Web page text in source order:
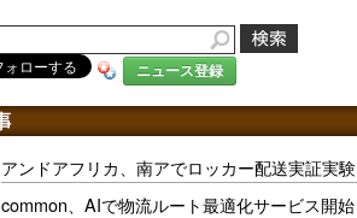
ニュース登録
アンドアフリカ、南アでロッカー配送実証実験
common、AIで物流ルート最適化サービス開始